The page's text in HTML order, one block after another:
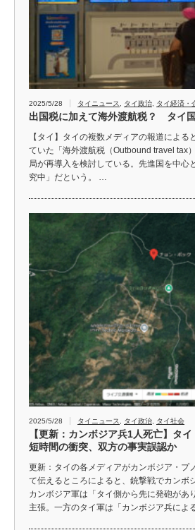
2025/5/28 タイニュース タイ政治 タイ経済・
出国税に加えて海外渡航税？ タイ
【タイ】タイの複数メディアの報道による
ていた「海外渡航税（Outbound travel tax
局が再導入を検討している。先進国を中心
究中」だという。 …
2025/5/28 タイニュース タイ政治 タイ社会
【更新：カンボジア兵1人死亡】タ
短時間の衝突、双方の事実誤認か
更新：タイの各メディアがカンボジア・プ
て伝えるところによると、銃撃戦でカンボ
カンボジア軍は「タイ側から先に発砲があ
主張。一方のタイ軍は「カンボジア兵によ